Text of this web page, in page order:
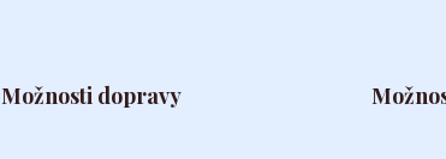
Možnosti dopravy